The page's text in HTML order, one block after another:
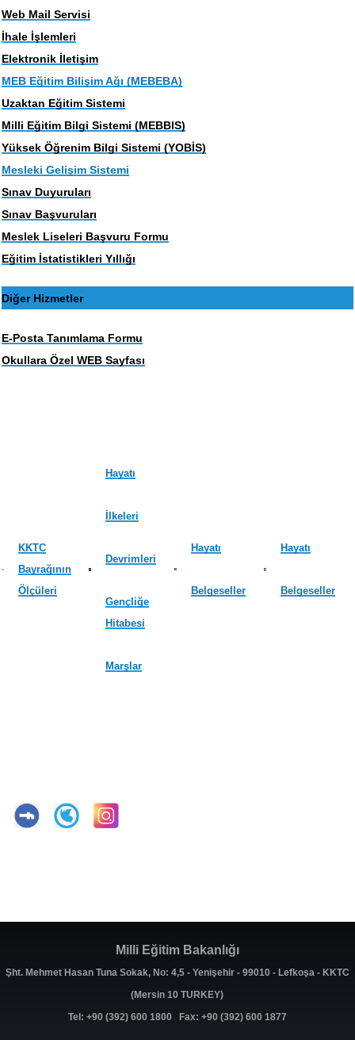
Web Mail Servisi
İhale İşlemleri
Elektronik İletişim
MEB Eğitim Bilişim Ağı (MEBEBA)
Uzaktan Eğitim Sistemi
Milli Eğitim Bilgi Sistemi (MEBBIS)
Yüksek Öğrenim Bilgi Sistemi (YOBİS)
Mesleki Gelişim Sistemi
Sınav Duyuruları
Sınav Başvuruları
Meslek Liseleri Başvuru Formu
Eğitim İstatistikleri Yıllığı
Diğer Hizmetler
E-Posta Tanımlama Formu
Okullara Özel WEB Sayfası
KKTC
Bayrağının
Ölçüleri
Hayatı
İlkeleri
Devrimleri
Gençliğe
Hitabesi
Marşlar
Hayatı
Belgeseller
Hayatı
Belgeseller
Milli Eğitim Bakanlığı
Şht. Mehmet Hasan Tuna Sokak, No: 4,5 - Yenişehir - 99010 - Lefkoşa - KKTC
(Mersin 10 TURKEY)
Tel: +90 (392) 600 1800 Fax: +90 (392) 600 1877